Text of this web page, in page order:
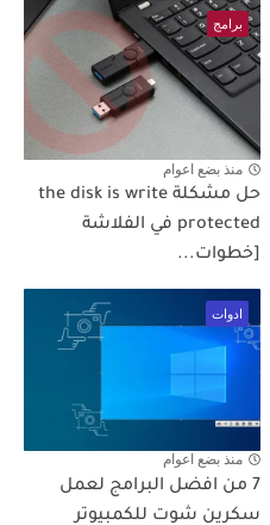
برامج
منذ بضع اعوام
حل مشكلة the disk is write
protected في الفلاشة
[خطوات...
ادوات
منذ بضع اعوام
7 من افضل البرامج لعمل
سكرين شوت للكمبيوتر